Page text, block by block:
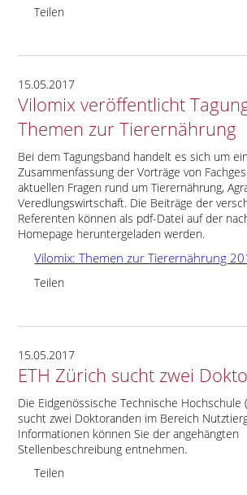
Teilen
15.05.2017
Vilomix veröffentlicht
Themen zur Tierernährung
Bei dem Tagungsband handelt es sich um
Zusammenfassung der Vorträge von
aktuellen Fragen rund um Tierernährung,
Veredlungswirtschaft. Die Beiträge der
Referenten können als pdf-Datei auf der
Homepage heruntergeladen werden.
Vilomix: Themen zur Tierernährung
Teilen
15.05.2017
ETH Zürich sucht zwei
Die Eidgenössische Technische Hochschule
sucht zwei Doktoranden im Bereich
Informationen können Sie der angehängten
Stellenbeschreibung entnehmen.
Teilen